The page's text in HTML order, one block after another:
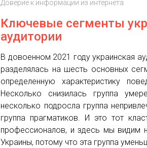
Доверие к информации из интернета
Ключевые сегменты
аудитории
В довоенном 2021 году украинская
разделялась на шесть основных
определенную характеристику
Несколько снизилась группа
несколько подросла группа
группа прагматиков. И это тот
профессионалов, и здесь мы видим
Украины, потому что эта группа